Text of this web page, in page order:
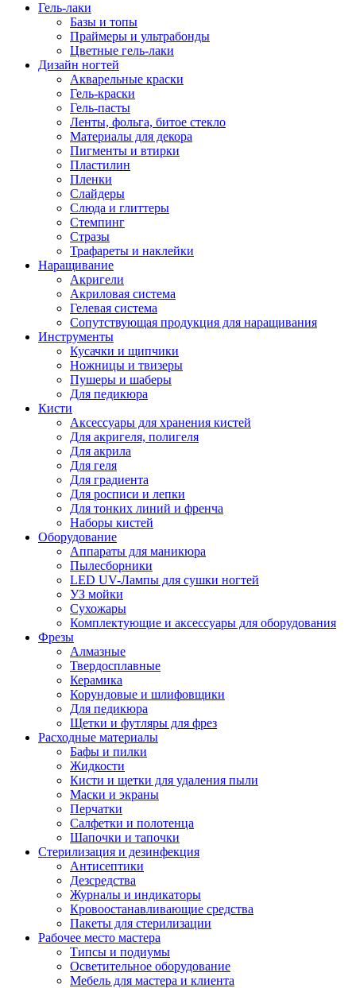
Гель-лаки
Базы и топы
Праймеры и ультрабонды
Цветные гель-лаки
Дизайн ногтей
Акварельные краски
Гель-краски
Гель-пасты
Ленты, фольга, битое стекло
Материалы для декора
Пигменты и втирки
Пластилин
Пленки
Слайдеры
Слюда и глиттеры
Стемпинг
Стразы
Трафареты и наклейки
Наращивание
Акригели
Акриловая система
Гелевая система
Сопутствующая продукция для наращивания
Инструменты
Кусачки и щипчики
Ножницы и твизеры
Пушеры и шаберы
Для педикюра
Кисти
Аксессуары для хранения кистей
Для акригеля, полигеля
Для акрила
Для геля
Для градиента
Для росписи и лепки
Для тонких линий и френча
Наборы кистей
Оборудование
Аппараты для маникюра
Пылесборники
LED UV-Лампы для сушки ногтей
УЗ мойки
Сухожары
Комплектующие и аксессуары для оборудования
Фрезы
Алмазные
Твердосплавные
Керамика
Корундовые и шлифовщики
Для педикюра
Щетки и футляры для фрез
Расходные материалы
Бафы и пилки
Жидкости
Кисти и щетки для удаления пыли
Маски и экраны
Перчатки
Салфетки и полотенца
Шапочки и тапочки
Стерилизация и дезинфекция
Антисептики
Дезсредства
Журналы и индикаторы
Кровоостанавливающие средства
Пакеты для стерилизации
Рабочее место мастера
Типсы и подиумы
Осветительное оборудование
Мебель для мастера и клиента